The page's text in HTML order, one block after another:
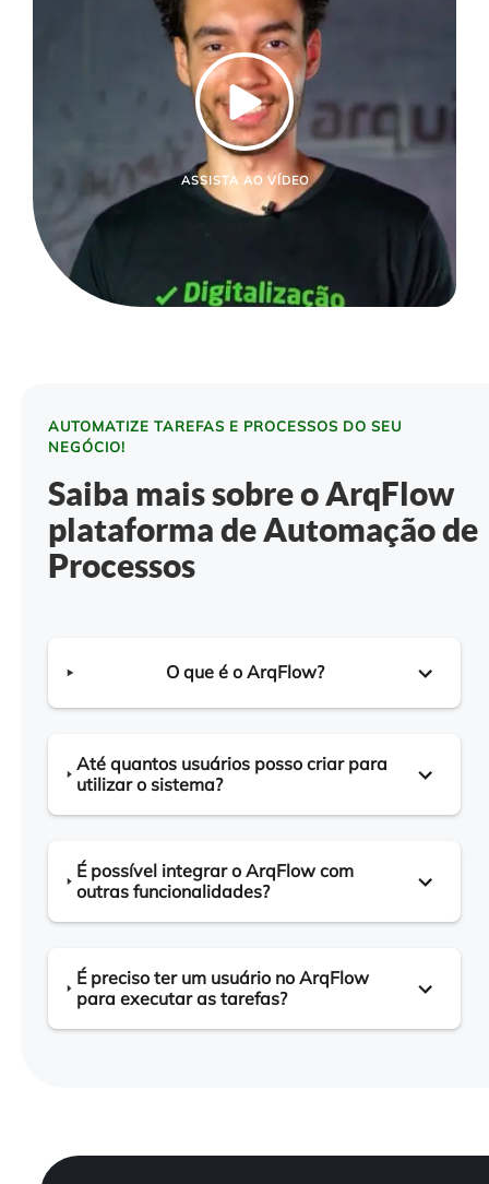
ASSISTA AO VÍDEO
AUTOMATIZE TAREFAS E PROCESSOS DO SEU
NEGÓCIO!
Saiba mais sobre o ArqFlow
plataforma de Automação de
Processos
O que é o ArqFlow?
Até quantos usuários posso criar para
utilizar o sistema?
É possível integrar o ArqFlow com
outras funcionalidades?
É preciso ter um usuário no ArqFlow
para executar as tarefas?